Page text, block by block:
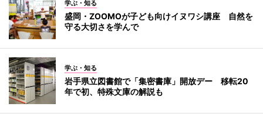
学ぶ・知る
盛岡・ZOOMOが子ども向けイヌワシ講座 自然を
守る大切さを学んで
学ぶ・知る
岩手県立図書館で「集密書庫」開放デー 移転20
年で初、特殊文庫の解説も